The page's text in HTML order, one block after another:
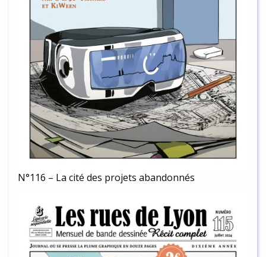
N°116 – La cité des projets abandonnés